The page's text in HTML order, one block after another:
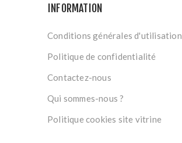
INFORMATION
Conditions générales d'utilisation
Politique de confidentialité
Contactez-nous
Qui sommes-nous ?
Politique cookies site vitrine